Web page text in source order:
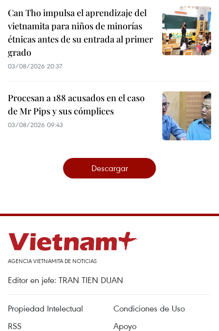
Can Tho impulsa el aprendizaje del
vietnamita para niños de minorías
étnicas antes de su entrada al primer
grado
03/08/2026 20:37
Procesan a 188 acusados en el caso
de Mr Pips y sus cómplices
03/08/2026 09:43
Descargar
AGENCIA VIETNAMITA DE NOTICIAS
Editor en jefe: TRAN TIEN DUAN
Propiedad Intelectual
Condiciones de Uso
RSS
Apoyo